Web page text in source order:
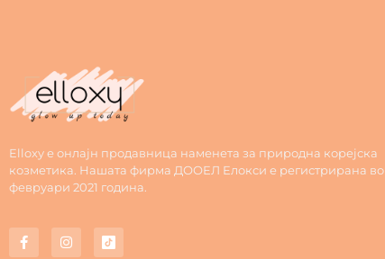
Elloxy е онлајн продавница наменета за природна корејска
козметика. Нашата фирма ДООЕЛ Елокси е регистрирана во
февруари 2021 година.